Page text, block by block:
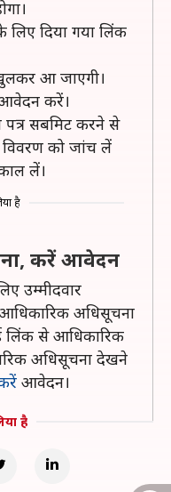
दिया गया लिंक
आ जाएगी।
करें।
सबमिट करने से
को जांच लें
लें।
है
करें आवेदन
उम्मीदवार
अधिसूचना
लिंक से आधिकारिक
अधिसूचना देखने
आवेदन।
है